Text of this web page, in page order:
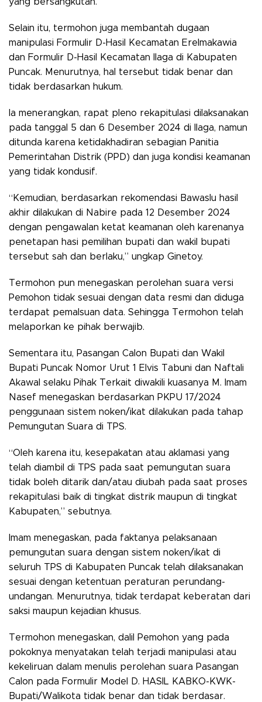
Selain itu, termohon juga membantah dugaan
manipulasi Formulir D-Hasil Kecamatan Erelmakawia
dan Formulir D-Hasil Kecamatan Ilaga di Kabupaten
Puncak. Menurutnya, hal tersebut tidak benar dan
tidak berdasarkan hukum.
Ia menerangkan, rapat pleno rekapitulasi dilaksanakan
pada tanggal 5 dan 6 Desember 2024 di Ilaga, namun
ditunda karena ketidakhadiran sebagian Panitia
Pemerintahan Distrik (PPD) dan juga kondisi keamanan
yang tidak kondusif.
“Kemudian, berdasarkan rekomendasi Bawaslu hasil
akhir dilakukan di Nabire pada 12 Desember 2024
dengan pengawalan ketat keamanan oleh karenanya
penetapan hasi pemilihan bupati dan wakil bupati
tersebut sah dan berlaku,” ungkap Ginetoy.
Termohon pun menegaskan perolehan suara versi
Pemohon tidak sesuai dengan data resmi dan diduga
terdapat pemalsuan data. Sehingga Termohon telah
melaporkan ke pihak berwajib.
Sementara itu, Pasangan Calon Bupati dan Wakil
Bupati Puncak Nomor Urut 1 Elvis Tabuni dan Naftali
Akawal selaku Pihak Terkait diwakili kuasanya M. Imam
Nasef menegaskan berdasarkan PKPU 17/2024
penggunaan sistem noken/ikat dilakukan pada tahap
Pemungutan Suara di TPS.
“Oleh karena itu, kesepakatan atau aklamasi yang
telah diambil di TPS pada saat pemungutan suara
tidak boleh ditarik dan/atau diubah pada saat proses
rekapitulasi baik di tingkat distrik maupun di tingkat
Kabupaten,” sebutnya.
Imam menegaskan, pada faktanya pelaksanaan
pemungutan suara dengan sistem noken/ikat di
seluruh TPS di Kabupaten Puncak telah dilaksanakan
sesuai dengan ketentuan peraturan perundang-
undangan. Menurutnya, tidak terdapat keberatan dari
saksi maupun kejadian khusus.
Termohon menegaskan, dalil Pemohon yang pada
pokoknya menyatakan telah terjadi manipulasi atau
kekeliruan dalam menulis perolehan suara Pasangan
Calon pada Formulir Model D. HASIL KABKO-KWK-
Bupati/Walikota tidak benar dan tidak berdasar.